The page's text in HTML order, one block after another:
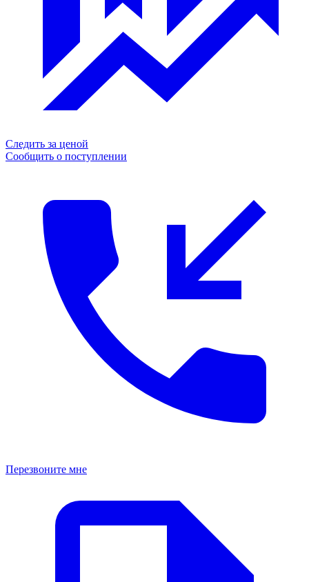
Следить за ценой
Сообщить о поступлении
Перезвоните мне